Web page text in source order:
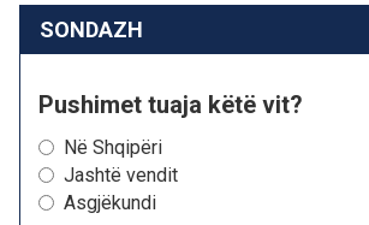
SONDAZH
Pushimet tuaja këtë vit?
Në Shqipëri
Jashtë vendit
Asgjëkundi